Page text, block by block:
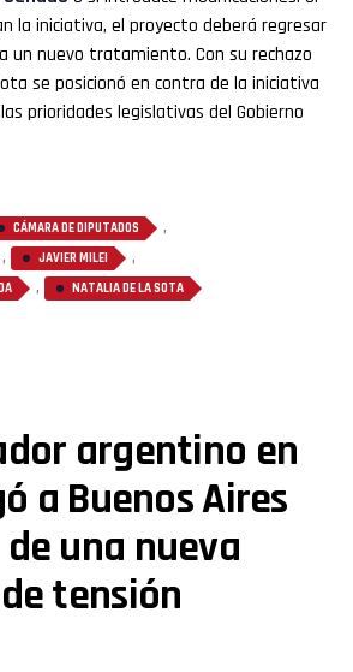
la iniciativa, el proyecto deberá regresar
un nuevo tratamiento. Con su rechazo
se posicionó en contra de la iniciativa
prioridades legislativas del Gobierno
CÁMARA DE DIPUTADOS ,
, JAVIER MILEI ,
, NATALIA DE LA SOTA
argentino en
a Buenos Aires
una nueva
tensión